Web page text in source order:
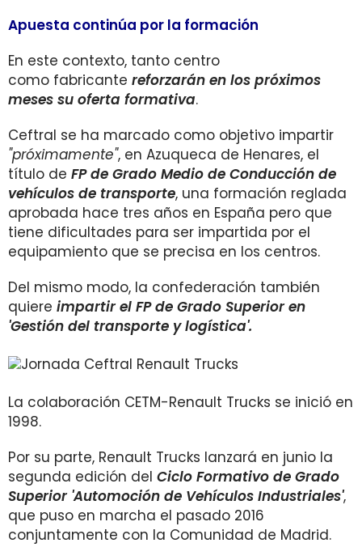
Apuesta continúa por la formación
En este contexto, tanto centro
como fabricante reforzarán en los próximos
meses su oferta formativa.
Ceftral se ha marcado como objetivo impartir
"próximamente", en Azuqueca de Henares, el
título de FP de Grado Medio de Conducción de
vehículos de transporte, una formación reglada
aprobada hace tres años en España pero que
tiene dificultades para ser impartida por el
equipamiento que se precisa en los centros.
Del mismo modo, la confederación también
quiere impartir el FP de Grado Superior en
'Gestión del transporte y logística'.
La colaboración CETM-Renault Trucks se inició en
1998.
Por su parte, Renault Trucks lanzará en junio la
segunda edición del Ciclo Formativo de Grado
Superior 'Automoción de Vehículos Industriales',
que puso en marcha el pasado 2016
conjuntamente con la Comunidad de Madrid.